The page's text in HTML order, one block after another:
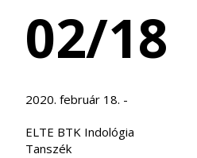
02/18
2020. február 18. -
ELTE BTK Indológia
Tanszék